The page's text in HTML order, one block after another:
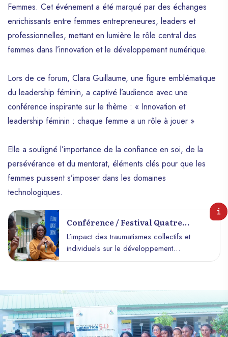
Femmes. Cet événement a été marqué par des échanges
enrichissants entre femmes entrepreneures, leaders et
professionnelles, mettant en lumière le rôle central des
femmes dans l’innovation et le développement numérique.
Lors de ce forum, Clara Guillaume, une figure emblématique
du leadership féminin, a captivé l’audience avec une
conférence inspirante sur le thème : « Innovation et
leadership féminin : chaque femme a un rôle à jouer »
Elle a souligné l’importance de la confiance en soi, de la
persévérance et du mentorat, éléments clés pour que les
femmes puissent s’imposer dans les domaines
technologiques.
Conférence / Festival Quatre
Chemins / 21e Édition
L’impact des traumatismes collectifs et
individuels sur le développement
personnel des jeunes à Port-au-Prince Si
avec leurs performances, l’étudiante
mémorante en psychologie à la faculté des
sciences humaines ( FASCH ), Lourdya
Blaise s’est entretenu avec le public autour